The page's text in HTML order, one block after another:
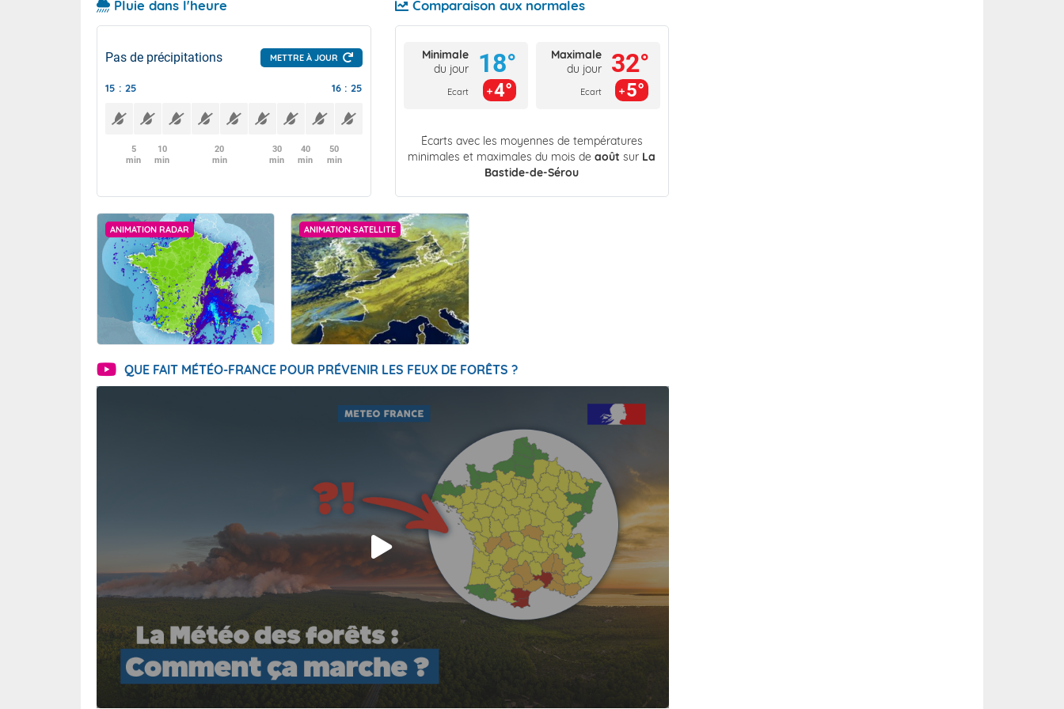
Pluie dans l'heure
Pas de précipitations METTRE À JOUR
15 : 25 16 : 25
5
min
10
min
20
min
30
min
40
min
50
min
Comparaison aux normales
Minimale
du jour
Ecart
18°
4°
Maximale
du jour
Ecart
32°
5°
Écarts avec les moyennes de températures
minimales et maximales du mois deaoût sur La
Bastide-de-Sérou
ANIMATION RADAR ANIMATION SATELLITE
QUE FAIT MÉTÉO-FRANCE POUR PRÉVENIR LES FEUX DE FORÊTS ?